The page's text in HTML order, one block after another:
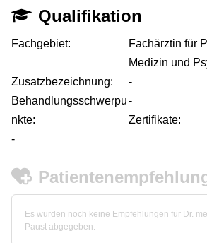
Qualifikation
Fachgebiet:
Fachärztin für
Medizin und
Zusatzbezeichnung:
-
Behandlungsschwerpu
nkte:
-
Zertifikate:
-
Es wurden noch keine Empfehlungen für Dr.
Paust abgegeben.